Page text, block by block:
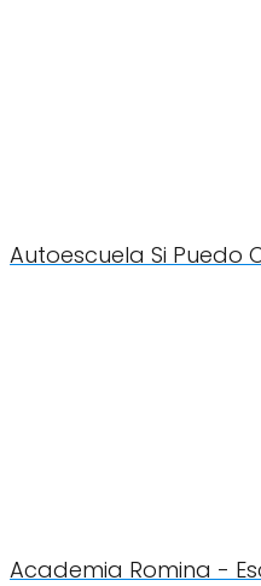
Autoescuela Si
Academia Romina -